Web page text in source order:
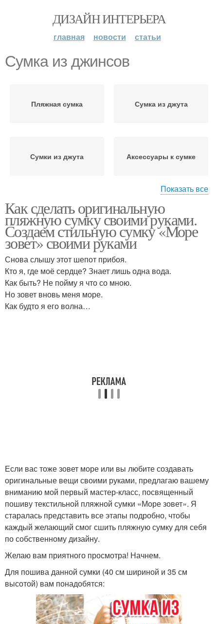
ДИЗАЙН ИНТЕРЬЕРА
главная новости статьи
Сумка из джинсов
Пляжная сумка Сумка из джута
Сумки из джута Аксессуары к сумке
сумки
Вязаные сумки
Полосатая сумка
шнурами
Ткани для пляжной
сумки
Сумка на молнии
Сумка из старых Оригинальная сумка
Сумка через плечо Сумка с фермуаром
Показать все
Как сделать оригинальную
пляжную сумку своими руками.
Создаем стильную сумку «Море
зовет» своими руками
Снова слышу этот шепот прибоя.
Кто я, где моё сердце? Знает лишь одна вода.
Как быть? Не пойму я что со мною.
Но зовет вновь меня море.
Как будто я его волна…
Если вас тоже зовет море или вы любите создавать
оригинальные вещи своими руками, предлагаю вашему
вниманию мой первый мастер-класс, посвященный
пошиву текстильной пляжной сумки «Море зовет». Я
старалась представить все этапы подробно, чтобы
каждый желающий смог сшить пляжную сумку для себя
по собственному дизайну.
Желаю вам приятного просмотра! Начнем.
Для пошива данной сумки (40 см шириной и 35 см
высотой) вам понадобятся: